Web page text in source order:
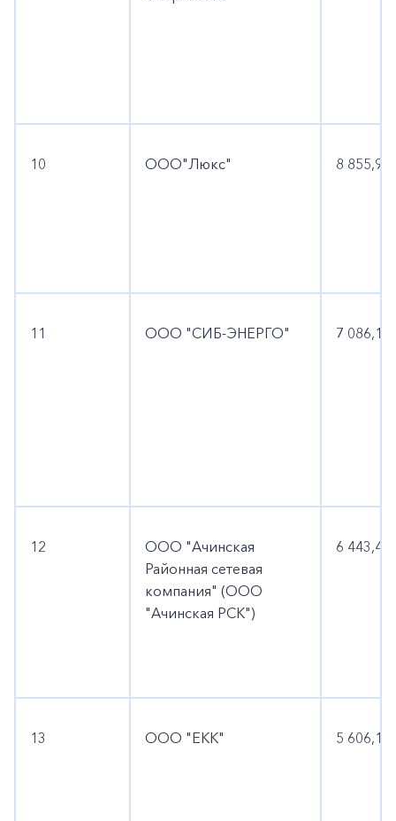
10 ООО"Люкс" 8 855,9
11 ООО "СИБ-ЭНЕРГО" 7 086,1
12
ООО "Ачинская
Районная сетевая
компания" (ООО
"Ачинская РСК")
6 443,4
13 ООО "ЕКК" 5 606,1